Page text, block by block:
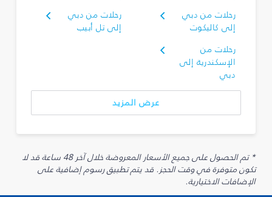
رحلات من دبي
إلى كاليكوت
رحلات من دبي
إلى تل أبيب
رحلات من
الإسكندرية إلى
دبي
عرض المزيد
* تم الحصول على جميع الأسعار المعروضة خلال آخر 48 ساعة قد لا
تكون متوفرة في وقت الحجز. قد يتم تطبيق رسوم إضافية على
الإضافات الاختيارية.